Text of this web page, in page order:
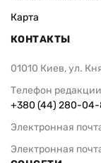
Карта
КОНТАКТЫ
01010 Киев, ул.
Телефон
+380 (44) 280-
Электронная
Электронная